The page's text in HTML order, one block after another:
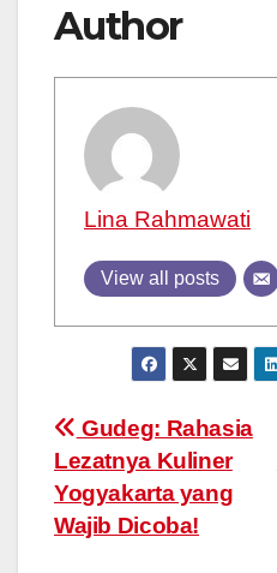
Author
Lina Rahmawati
View all posts
Post
navigation
Gudeg: Rahasia
Lezatnya Kuliner
Yogyakarta yang
Wajib Dicoba!